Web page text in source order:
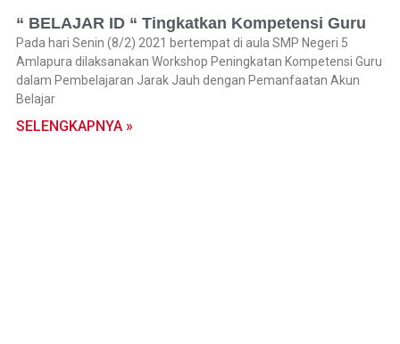
“ BELAJAR ID “ Tingkatkan Kompetensi Guru
Pada hari Senin (8/2) 2021 bertempat di aula SMP Negeri 5
Amlapura dilaksanakan Workshop Peningkatan Kompetensi Guru
dalam Pembelajaran Jarak Jauh dengan Pemanfaatan Akun
Belajar
SELENGKAPNYA »